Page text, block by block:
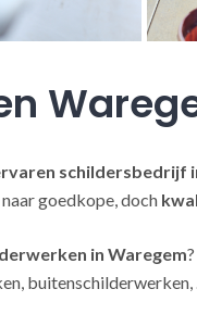
schildersbedrijf
goedkope, doch
in Waregem